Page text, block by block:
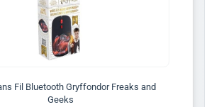
Fil Bluetooth Gryffondor Freaks and
Geeks